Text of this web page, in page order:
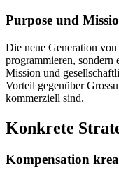
Purpose und
Die neue Generation
programmieren, sondern
Mission und
Vorteil gegenüber
kommerziell sind.
Konkrete
Kompensation